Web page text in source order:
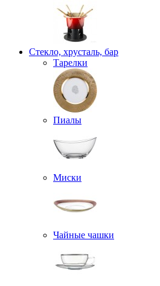
Стекло, хрусталь, бар
Тарелки
Пиалы
Миски
Чайные чашки